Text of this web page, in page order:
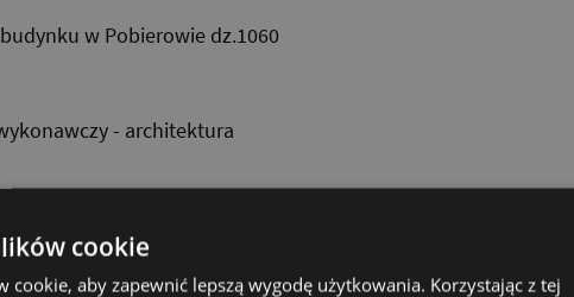
budynku w Pobierowie dz.1060
- architektura
- konstrukcja
cookie
cookie, aby zapewnić lepszą wygodę użytkowania. Korzystając z tej